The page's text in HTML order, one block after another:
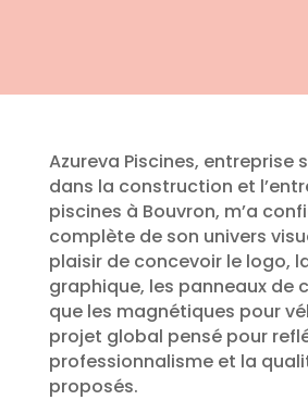
Azureva Piscines, entreprise
dans la construction et
piscines à Bouvron, m’a
complète de son univers
plaisir de concevoir le logo,
graphique, les panneaux de
que les magnétiques pour
projet global pensé pour
professionnalisme et la
proposés.